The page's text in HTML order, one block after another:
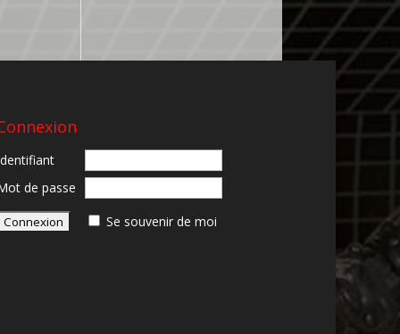
de passe
Se souvenir de moi